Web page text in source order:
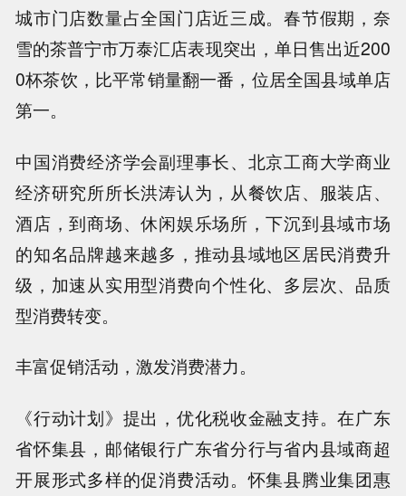
城市门店数量占全国门店近三成。春节假期，奈
雪的茶普宁市万泰汇店表现突出，单日售出近200
0杯茶饮，比平常销量翻一番，位居全国县域单店
第一。
中国消费经济学会副理事长、北京工商大学商业
经济研究所所长洪涛认为，从餐饮店、服装店、
酒店，到商场、休闲娱乐场所，下沉到县域市场
的知名品牌越来越多，推动县域地区居民消费升
级，加速从实用型消费向个性化、多层次、品质
型消费转变。
丰富促销活动，激发消费潜力。
《行动计划》提出，优化税收金融支持。在广东
省怀集县，邮储银行广东省分行与省内县域商超
开展形式多样的促消费活动。怀集县腾业集团惠